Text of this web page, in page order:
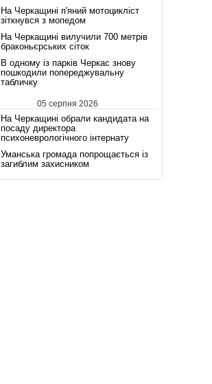
На Черкащині п'яний мотоцикліст
зіткнувся з мопедом
На Черкащині вилучили 700 метрів
браконьєрських сіток
В одному із парків Черкас знову
пошкодили попереджувальну
табличку
05 серпня 2026
На Черкащині обрали кандидата на
посаду директора
психоневрологічного інтернату
Уманська громада попрощається із
загиблим захисником